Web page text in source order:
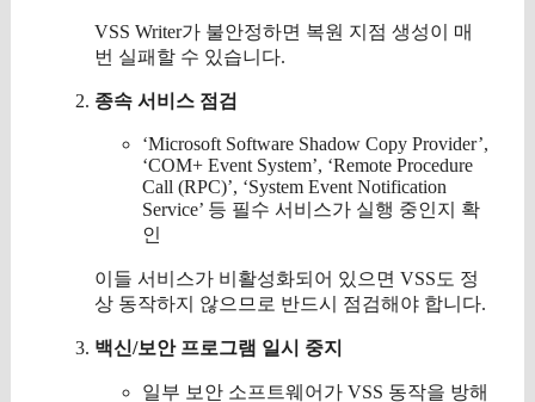
VSS Writer가 불안정하면 복원 지점 생성이 매
번 실패할 수 있습니다.
종속 서비스 점검
‘Microsoft Software Shadow Copy Provider’,
‘COM+ Event System’, ‘Remote Procedure
Call (RPC)’, ‘System Event Notification
Service’ 등 필수 서비스가 실행 중인지 확
인
이들 서비스가 비활성화되어 있으면 VSS도 정
상 동작하지 않으므로 반드시 점검해야 합니다.
백신/보안 프로그램 일시 중지
일부 보안 소프트웨어가 VSS 동작을 방해